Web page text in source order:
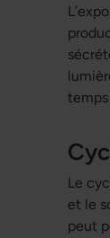
temps
Le
et le
peut